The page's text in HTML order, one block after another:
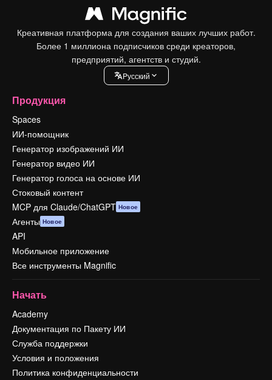
Креативная платформа для создания ваших лучших работ.
Более 1 миллиона подписчиков среди креаторов,
предприятий, агентств и студий.
Pусский
Продукция
Spaces
ИИ-помощник
Генератор изображений ИИ
Генератор видео ИИ
Генератор голоса на основе ИИ
Стоковый контент
MCP для Claude/ChatGPT Новое
Агенты Новое
API
Мобильное приложение
Все инструменты Magnific
Начать
Academy
Документация по Пакету ИИ
Служба поддержки
Условия и положения
Политика конфиденциальности